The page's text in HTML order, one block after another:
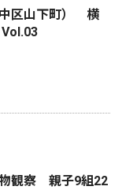
中区山下町） 横
観察 親子9組22